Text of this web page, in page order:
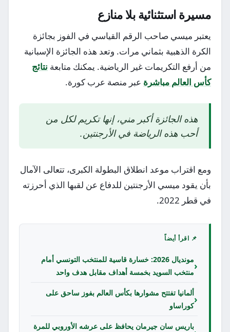
مسيرة استثنائية بلا منازع
يعتبر ميسي صاحب الرقم القياسي في الفوز بجائزة
الكرة الذهبية بثماني مرات. وتعد هذه الجائزة الإسبانية
من أرفع التكريمات غير الرياضية. يمكنك متابعة نتائج
كأس العالم مباشرة عبر منصة عرب كورة.
هذه الجائزة أكبر مني، إنها تكريم لكل من
أحب هذه الرياضة في الأرجنتين.
ومع اقتراب موعد انطلاق البطولة الكبرى، تتعالى الآمال
بأن يقود ميسي الأرجنتين للدفاع عن لقبها الذي أحرزته
في قطر 2022.
📌 اقرأ أيضاً
مونديال 2026: خسارة قاسية للمنتخب التونسي أمام
منتخب السويد بخمسة أهداف مقابل هدف واحد
ألمانيا تفتتح مشوارها بكأس العالم بفوز ساحق على
كوراساو
باريس سان جيرمان يحافظ على عرشه الأوروبي للمرة